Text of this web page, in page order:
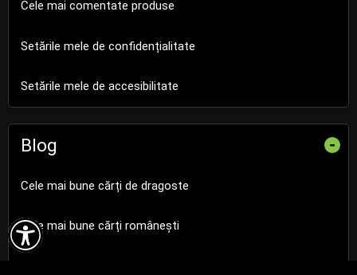

Cele mai comentate produse
Setările mele de confidențialitate
Setările mele de accesibilitate
Blog -
Cele mai bune cărți de dragoste
Cele mai bune cărți românești